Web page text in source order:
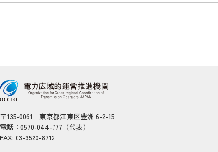
〒135-0061 東京都江東区豊洲 6-2-15
電話：0570-044-777（代表）
FAX: 03-3520-8712